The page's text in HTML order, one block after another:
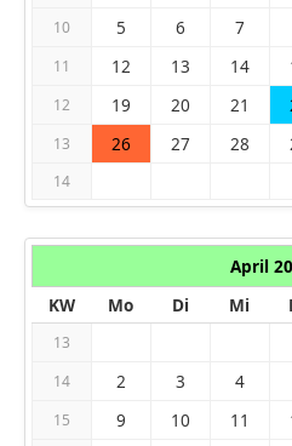
10 5 6 7
11 12 13 14
12 19 20 21
13 26 27 28
14
April
KW
Mo Di Mi
13
14 2 3 4
15 9 10 11